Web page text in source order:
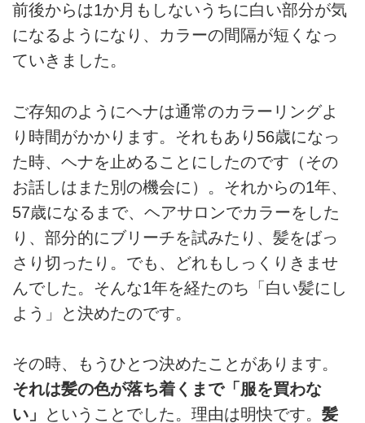
前後からは1か⽉もしないうちに⽩い部分が気
になるようになり、カラーの間隔が短くなっ
ていきました。
ご存知のようにヘナは通常のカラーリングよ
り時間がかかります。それもあり56歳になっ
た時、ヘナを⽌めることにしたのです（その
お話しはまた別の機会に）。それからの1年、
57歳になるまで、ヘアサロンでカラーをした
り、部分的にブリーチを試みたり、髪をばっ
さり切ったり。でも、どれもしっくりきませ
んでした。そんな1年を経たのち「⽩い髪にし
よう」と決めたのです。
その時、もうひとつ決めたことがあります。
それは髪の⾊が落ち着くまで「服を買わな
い」
ということでした。理由は明快です。 髪